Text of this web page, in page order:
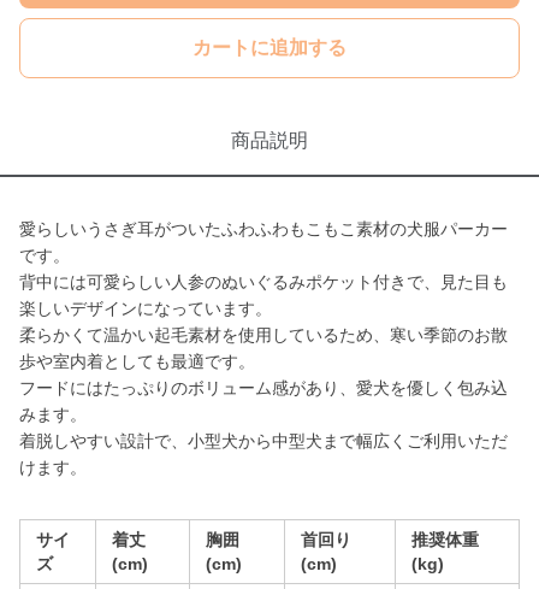
カートに追加する
商品説明
愛らしいうさぎ耳がついたふわふわもこもこ素材の犬服パーカー
です。
背中には可愛らしい人参のぬいぐるみポケット付きで、見た目も
楽しいデザインになっています。
柔らかくて温かい起毛素材を使用しているため、寒い季節のお散
歩や室内着としても最適です。
フードにはたっぷりのボリューム感があり、愛犬を優しく包み込
みます。
着脱しやすい設計で、小型犬から中型犬まで幅広くご利用いただ
けます。
サイ
ズ
着丈
(cm)
胸囲
(cm)
首回り
(cm)
推奨体重
(kg)